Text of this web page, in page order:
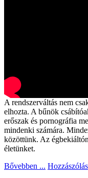
A rendszerváltás nem
elhozta. A bűnök
erőszak és pornográfia
mindenki számára.
közöttünk. Az
életünket.
Bővebben ... Hozzászólás